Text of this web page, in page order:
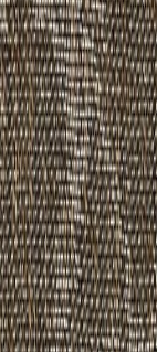
ダイナミックな
を表現しまし